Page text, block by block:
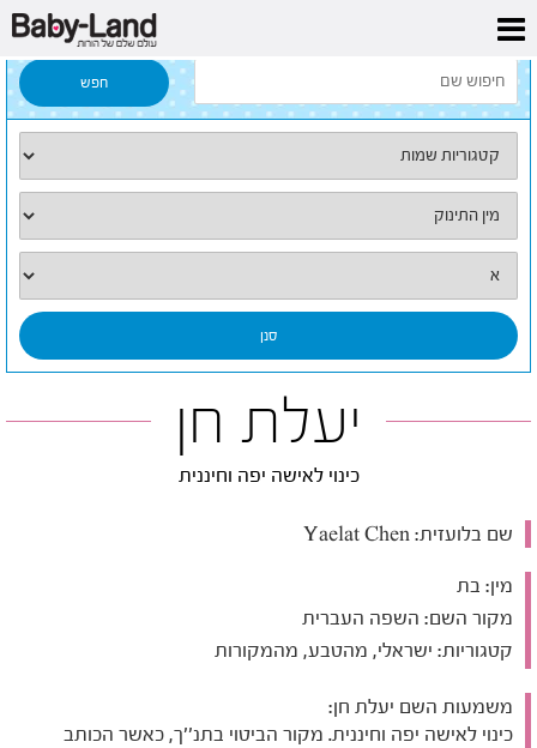
דף הבית
יעלת חן
כינוי לאישה יפה וחיננית
שם בלועזית:
מין: בת
מקור השם: השפה העברית
קטגוריות: ישראלי, מהטבע, מהמקורות
משמעות השם יעלת חן:
כינוי לאישה יפה וחיננית. מקור הביטוי בתנ''ך, כאשר הכותב